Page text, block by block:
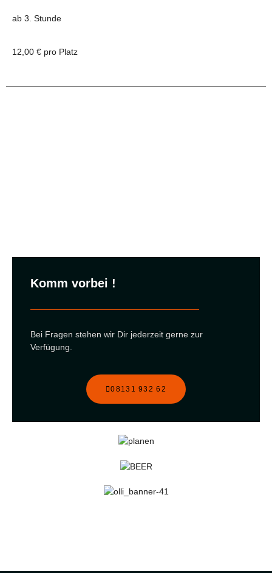
ab 3. Stunde
12,00 € pro Platz
Komm vorbei !
Bei Fragen stehen wir Dir jederzeit gerne zur
Verfügung.
08131 932 62